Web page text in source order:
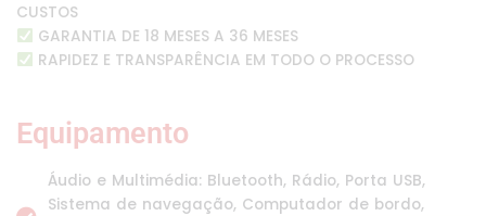
CUSTOS
GARANTIA DE 18 MESES A 36 MESES
RAPIDEZ E TRANSPARÊNCIA EM TODO O PROCESSO
Equipamento
Áudio e Multimédia: Bluetooth, Rádio, Porta USB,
Sistema de navegação, Computador de bordo,